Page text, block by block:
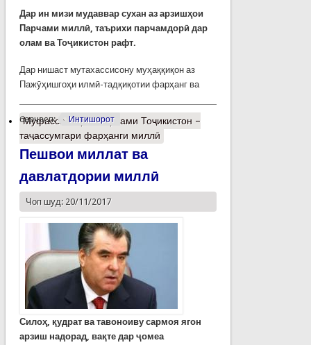
Дар ин мизи мудаввар сухан аз арзишҳои
Парчами миллӣ, таърихи парчамдорӣ дар
олам ва Тоҷикистон рафт.
Дар нишаст мутахассисону муҳаққиқон аз
Пажӯҳишгоҳи илмӣ-тадқиқотии фарҳанг ва
барчасп: Интишорот
Муфассалтаро Парчами Тоҷикистон –
таҷассумгари фарҳанги миллӣ
Пешвои миллат ва
давлатдории миллӣ
Чоп шуд: 20/11/2017
Силоҳ, қудрат ва тавоноиву сармоя ягон
арзиш надорад, вақте дар ҷомеа